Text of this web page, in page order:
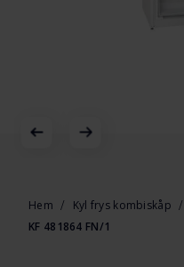
början
Hem Kyl frys kombiskåp
KF 481864 FN/1